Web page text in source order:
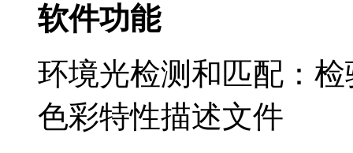
软件功能
环境光检测和匹配：
色彩特性描述文件